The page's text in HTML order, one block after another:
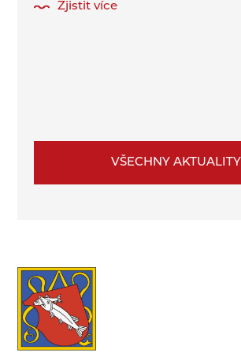
Zjistit více
VŠECHNY AKTUALITY